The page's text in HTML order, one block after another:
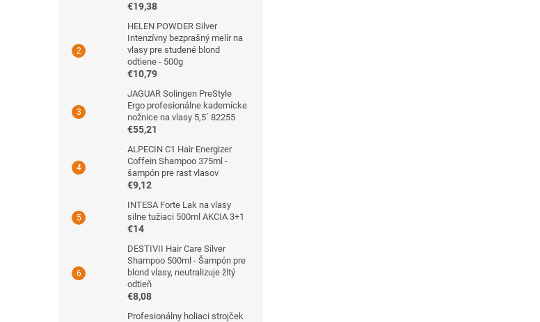
€19,38
HELEN POWDER Silver
Intenzívny bezprašný melír na
vlasy pre studené blond
odtiene - 500g
€10,79
JAGUAR Solingen PreStyle
Ergo profesionálne kadernícke
nožnice na vlasy 5,5´ 82255
€55,21
ALPECIN C1 Hair Energizer
Coffein Shampoo 375ml -
šampón pre rast vlasov
€9,12
INTESA Forte Lak na vlasy
silne tužiaci 500ml AKCIA 3+1
€14
DESTIVII Hair Care Silver
Shampoo 500ml - Šampón pre
blond vlasy, neutralizuje žltý
odtieň
€8,08
Profesionálny holiaci strojček